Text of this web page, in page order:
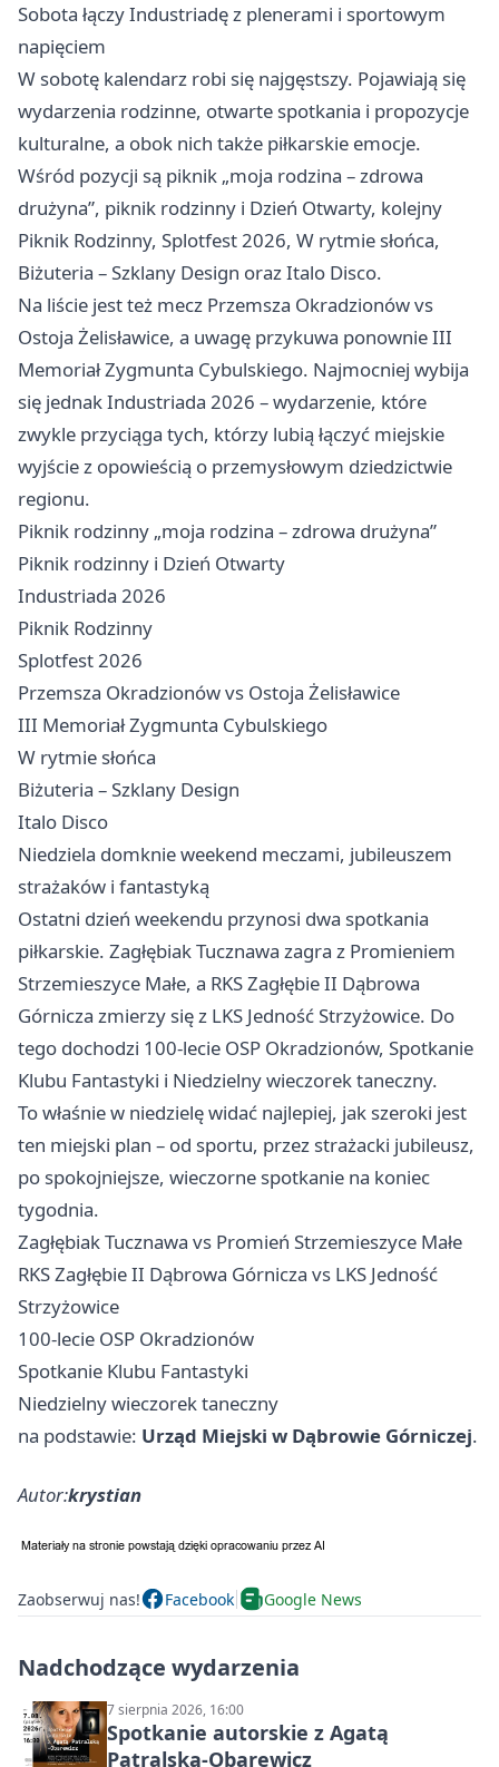
Sobota łączy Industriadę z plenerami i sportowym
napięciem
W sobotę kalendarz robi się najgęstszy. Pojawiają się
wydarzenia rodzinne, otwarte spotkania i propozycje
kulturalne, a obok nich także piłkarskie emocje.
Wśród pozycji są piknik „moja rodzina – zdrowa
drużyna”, piknik rodzinny i Dzień Otwarty, kolejny
Piknik Rodzinny, Splotfest 2026, W rytmie słońca,
Biżuteria – Szklany Design oraz Italo Disco.
Na liście jest też mecz Przemsza Okradzionów vs
Ostoja Żelisławice, a uwagę przykuwa ponownie III
Memoriał Zygmunta Cybulskiego. Najmocniej wybija
się jednak Industriada 2026 – wydarzenie, które
zwykle przyciąga tych, którzy lubią łączyć miejskie
wyjście z opowieścią o przemysłowym dziedzictwie
regionu.
Piknik rodzinny „moja rodzina – zdrowa drużyna”
Piknik rodzinny i Dzień Otwarty
Industriada 2026
Piknik Rodzinny
Splotfest 2026
Przemsza Okradzionów vs Ostoja Żelisławice
III Memoriał Zygmunta Cybulskiego
W rytmie słońca
Biżuteria – Szklany Design
Italo Disco
Niedziela domknie weekend meczami, jubileuszem
strażaków i fantastyką
Ostatni dzień weekendu przynosi dwa spotkania
piłkarskie. Zagłębiak Tucznawa zagra z Promieniem
Strzemieszyce Małe, a RKS Zagłębie II Dąbrowa
Górnicza zmierzy się z LKS Jedność Strzyżowice. Do
tego dochodzi 100-lecie OSP Okradzionów, Spotkanie
Klubu Fantastyki i Niedzielny wieczorek taneczny.
To właśnie w niedzielę widać najlepiej, jak szeroki jest
ten miejski plan – od sportu, przez strażacki jubileusz,
po spokojniejsze, wieczorne spotkanie na koniec
tygodnia.
Zagłębiak Tucznawa vs Promień Strzemieszyce Małe
RKS Zagłębie II Dąbrowa Górnicza vs LKS Jedność
Strzyżowice
100-lecie OSP Okradzionów
Spotkanie Klubu Fantastyki
Niedzielny wieczorek taneczny
na podstawie: Urząd Miejski w Dąbrowie Górniczej.
Autor:krystian
Zaobserwuj nas! Facebook Google News
Nadchodzące wydarzenia
7 sierpnia 2026, 16:00
Spotkanie autorskie z Agatą
Patralską-Obarewicz